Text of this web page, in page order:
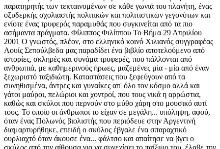
παρατηρητής των τεκταινομένων σε κάθε γωνιά του πλανήτη, ένας
οξυδερκής σχολιαστής πολιτικών και πολιτιστικών γεγονότων και
ενίοτε ένας τρυφερός παραμυθάς που συγκινείται από τα πιο
ασήμαντα πράγματα. Φίλιππος Φιλίππου Το Βήμα 29 Απριλίου
2001 Ο γνωστός, πλέον, στο ελληνικό κοινό Χιλιανός συγγραφέας
Λουίς Σεπούλβεδα μας παραδίδει ένα βιβλίο αποτελούμενο από
ιστορίες, σκληρές και συνάμα τρυφερές, που πάλλονται από
ανθρωπιά, με καθημερινούς ήρωες, μαζεμένες μία - μία από έναν
ξεχωριστό ταξιδιώτη. Καταστάσεις που ξεφεύγουν από τα
συνηθισμένα, άντρες και γυναίκες απ' όλο τον κόσμο αλλά και
γάτοι μαύροι, πελώριοι και χοντροί, που τους νικά η αρρώστια,
καθώς και σκύλοι που περνούν στο μύθο χάρη στο μουσικό αυτί
τους. Το οποίο οι άνθρωποι το είχαν σε μεγάλη... υπόληψη, αφού,
όταν ένας Πολωνός βιολιστής που περιόδευε στην Αργεντινή
διαμαρτυρήθηκε, επειδή ο σκύλος έβγαλε ένα σπαραχτικό
ουρλιαχτό όταν άκουσε ένα... φάλτσο και απαίτησε να βγει ο